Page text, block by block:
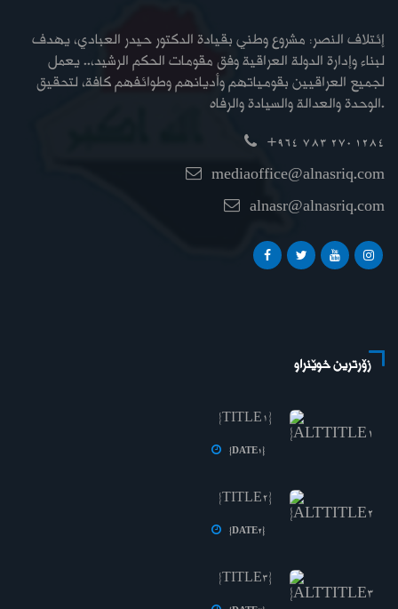
إئتلاف النصر: مشروع وطني بقيادة الدكتور حيدر العبادي، يهدف
لبناء وإدارة الدولة العراقية وفق مقومات الحكم الرشيد،.. يعمل
لجميع العراقيين بقومياتهم وأديانهم وطوائفهم كافة، لتحقيق
الوحدة والعدالة والسيادة والرفاه.
+964 783 270 1284
mediaoffice@alnasriq.com
alnasr@alnasriq.com
زۆرترین خوێنراو
{TITLE1}
{DATE1}
{TITLE2}
{DATE2}
{TITLE3}